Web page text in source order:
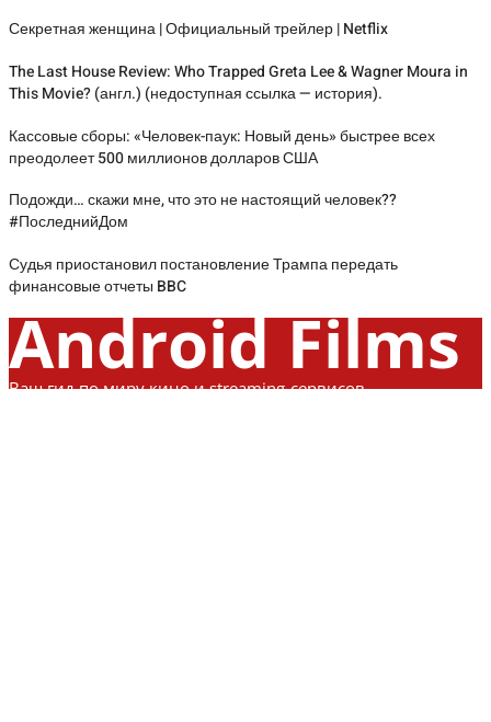
Секретная женщина | Официальный трейлер | Netflix
The Last House Review: Who Trapped Greta Lee & Wagner Moura in
This Movie? (англ.) (недоступная ссылка — история).
Кассовые сборы: «Человек-паук: Новый день» быстрее всех
преодолеет 500 миллионов долларов США
Подожди… скажи мне, что это не настоящий человек??
#ПоследнийДом
Судья приостановил постановление Трампа передать
финансовые отчеты BBC
Android Films
Ваш гид по миру кино и streaming-сервисов